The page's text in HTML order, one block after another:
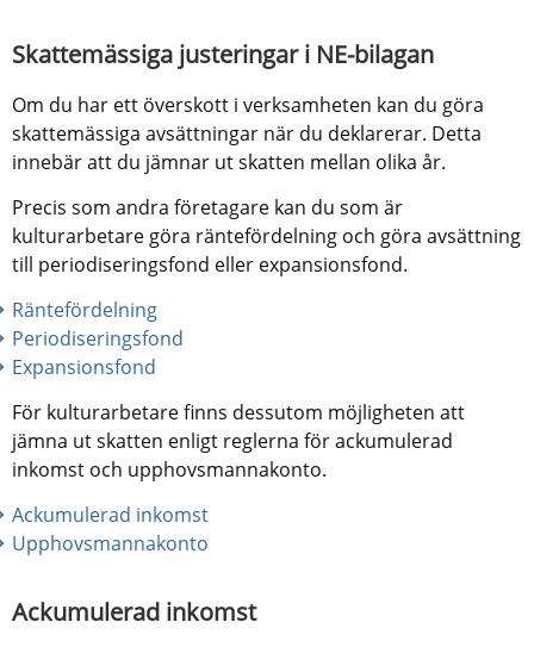
Skattemässiga justeringar i NE-bilagan
Om du har ett överskott i verksamheten kan du göra
skattemässiga avsättningar när du deklarerar. Detta
innebär att du jämnar ut skatten mellan olika år.
Precis som andra företagare kan du som är
kulturarbetare göra räntefördelning och göra avsättning
till periodiseringsfond eller expansionsfond.
Räntefördelning
Periodiseringsfond
Expansionsfond
För kulturarbetare finns dessutom möjligheten att
jämna ut skatten enligt reglerna för ackumulerad
inkomst och upphovsmannakonto.
Ackumulerad inkomst
Upphovsmannakonto
Ackumulerad inkomst